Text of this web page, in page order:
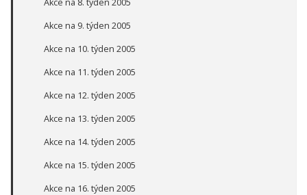
Akce na 8. týden 2005
Akce na 9. týden 2005
Akce na 10. týden 2005
Akce na 11. týden 2005
Akce na 12. týden 2005
Akce na 13. týden 2005
Akce na 14. týden 2005
Akce na 15. týden 2005
Akce na 16. týden 2005